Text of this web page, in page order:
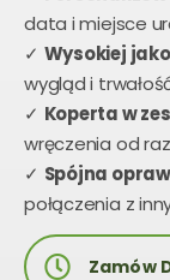
data i miejsce
✓ Wysokiej
wygląd i
✓ Koperta w
wręczenia od
✓ Spójna
połączenia z
Zamów